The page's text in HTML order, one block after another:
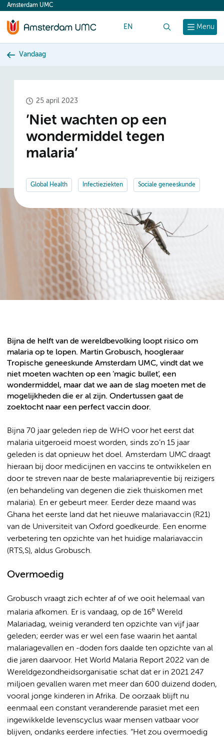
content
Menu
Amsterdam UMC
EN
Vandaag
25 april 2023
’Niet wachten op een
wondermiddel tegen
malaria’
Global Health Infectieziekten Sociale geneeskunde
Bijna de helft van de wereldbevolking loopt risico om
malaria op te lopen. Martin Grobusch, hoogleraar
Tropische geneeskunde Amsterdam UMC, vindt dat we
niet moeten wachten op een ‘magic bullet’, een
wondermiddel, maar dat we aan de slag moeten met de
mogelijkheden die er al zijn. Ondertussen gaat de
zoektocht naar een perfect vaccin door.
Bijna 70 jaar geleden riep de WHO voor het eerst dat
malaria uitgeroeid moest worden, sinds zo’n 15 jaar
geleden is dat opnieuw het doel. Amsterdam UMC draagt
hieraan bij door medicijnen en vaccins te ontwikkelen en
door te streven naar de beste malariapreventie bij reizigers
(en behandeling van degenen die ziek thuiskomen met
malaria). En er gebeurt meer. Eerder deze maand was
Ghana het eerste land dat het nieuwe malariavaccin (R21)
van de Universiteit van Oxford goedkeurde. Een enorme
verbetering ten opzichte van het huidige malariavaccin
(RTS,S), aldus Grobusch.
Overmoedig
Grobusch vraagt zich echter af of we ooit helemaal van
malaria afkomen. Er is vandaag, op de 16e Wereld
Malariadag, weinig veranderd ten opzichte van vijf jaar
geleden; eerder was er wel een fase waarin het aantal
malariagevallen en -doden fors daalde ten opzichte van al
die jaren daarvoor. Het World Malaria Report 2022 van de
Wereldgezondheidsorganisatie schat dat er in 2021 247
miljoen gevallen waren met meer dan 600 duizend doden,
vooral jonge kinderen in Afrika. De oorzaak blijft nu
eenmaal een constant veranderende parasiet met een
ingewikkelde levenscyclus waar mensen vatbaar voor
blijven, ondanks eerdere infecties. “Het zou overmoedig